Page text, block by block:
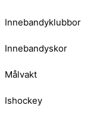
Innebandyklubbor
Innebandyskor
Målvakt
Ishockey